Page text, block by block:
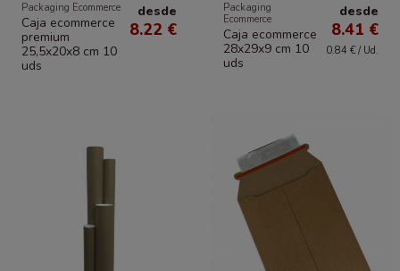
Packaging Ecommerce
Caja ecommerce
premium
25,5x20x8 cm 10
uds
desde
8.22 €
Packaging
Ecommerce
Caja ecommerce
28x29x9 cm 10
uds
desde
8.41 €
0.84 € / Ud.